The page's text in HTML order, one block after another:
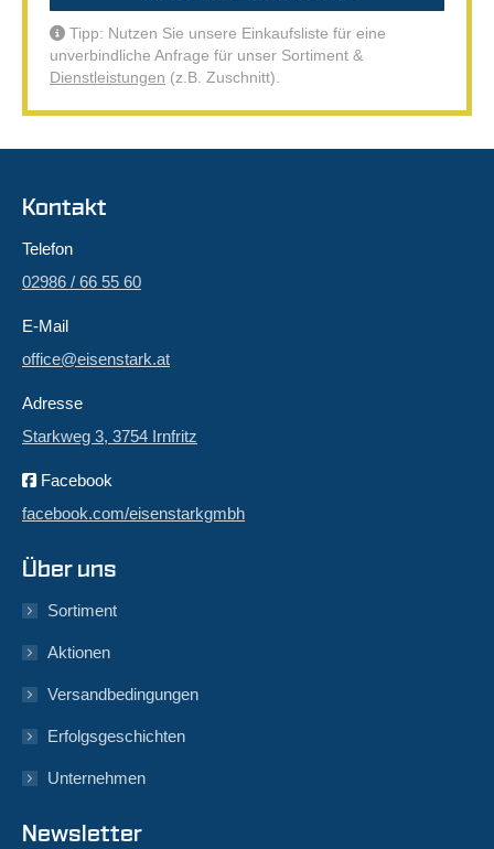
Tipp: Nutzen Sie unsere Einkaufsliste für eine
unverbindliche Anfrage für unser Sortiment &
Dienstleistungen (z.B. Zuschnitt).
Kontakt
Telefon
02986 / 66 55 60
E-Mail
office@eisenstark.at
Adresse
Starkweg 3, 3754 Irnfritz
Facebook
facebook.com/eisenstarkgmbh
Über uns
Sortiment
Aktionen
Versandbedingungen
Erfolgsgeschichten
Unternehmen
Newsletter